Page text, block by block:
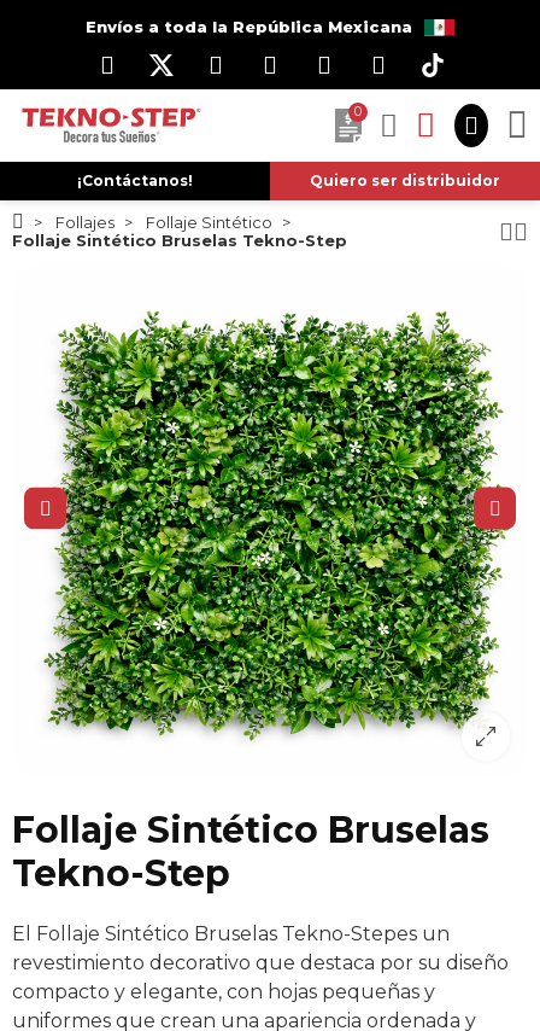
Envíos a toda la República Mexicana
0
¡Contáctanos! Quiero ser distribuidor
Follajes
Follaje Sintético
Follaje Sintético Bruselas Tekno-Step
Follaje Sintético Bruselas
Tekno-Step
El Follaje Sintético Bruselas Tekno-Stepes un
revestimiento decorativo que destaca por su diseño
compacto y elegante, con hojas pequeñas y
uniformes que crean una apariencia ordenada y